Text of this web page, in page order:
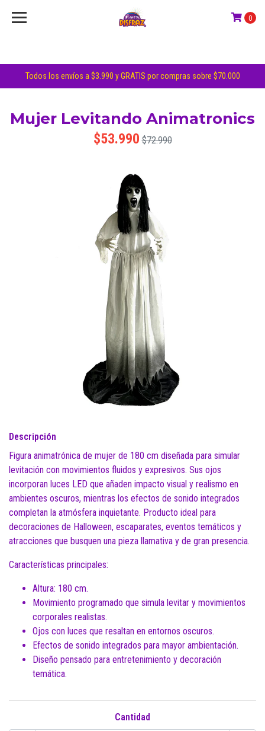
Todos los envíos a $3.990 y GRATIS por compras sobre $70.000
0
Mujer Levitando Animatronics
$53.990 $72.990
Descripción
Figura animatrónica de mujer de 180 cm diseñada para simular
levitación con movimientos fluidos y expresivos. Sus ojos
incorporan luces LED que añaden impacto visual y realismo en
ambientes oscuros, mientras los efectos de sonido integrados
completan la atmósfera inquietante. Producto ideal para
decoraciones de Halloween, escaparates, eventos temáticos y
atracciones que busquen una pieza llamativa y de gran presencia.
Características principales:
Altura: 180 cm.
Movimiento programado que simula levitar y movimientos
corporales realistas.
Ojos con luces que resaltan en entornos oscuros.
Efectos de sonido integrados para mayor ambientación.
Diseño pensado para entretenimiento y decoración
temática.
Cantidad